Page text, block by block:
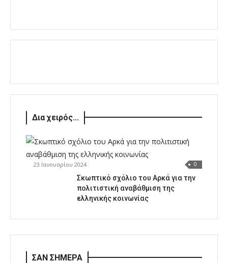
Δια χειρός...
23 Ιανουαρίου 2024 0
Σκωπτικό σχόλιο του Αρκά για την
πολιτιστική αναβάθμιση της
ελληνικής κοινωνίας
ΣΑΝ ΣΗΜΕΡΑ